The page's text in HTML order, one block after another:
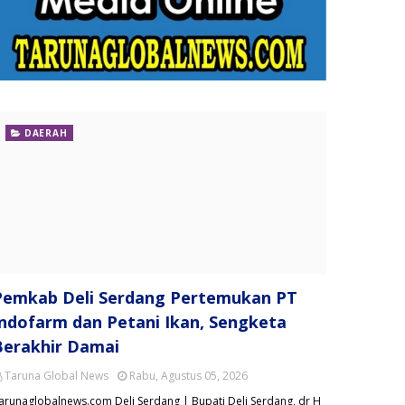
DAERAH
Deli Serdang Pertemukan PT
dan Petani Ikan, Sengketa
Damai
Taruna Global News
Rabu, Agustus 05, 2026
Deli Serdang | Bupati Deli Serdang, dr H